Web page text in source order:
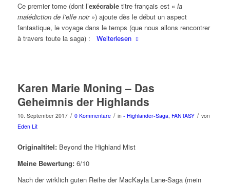
Ce premier tome (dont l’exécrabletitre français est « la
malédiction de l’elfe noir ») ajoute dès le début un aspect
fantastique, le voyage dans le temps (que nous allons rencontrer
à travers toute la saga) : Weiterlesen
Karen Marie Moning – Das
Geheimnis der Highlands
10. September 2017 / 0 Kommentare / in - Highlander-Saga, FANTASY / von
Eden Lit
Originaltitel: Beyond the Highland Mist
Meine Bewertung: 6/10
Nach der wirklich guten Reihe der MacKayla Lane-Saga (mein